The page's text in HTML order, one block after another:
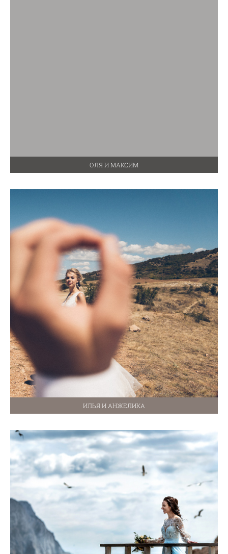
ОЛЯ И МАКСИМ
ИЛЬЯ И АНЖЕЛИКА